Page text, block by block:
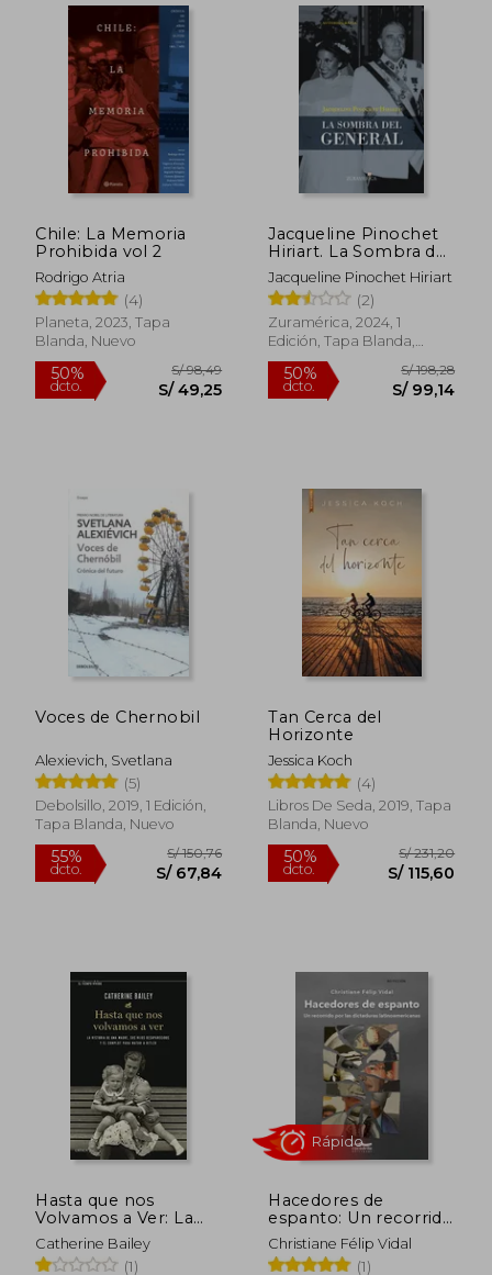
50%
dcto.
50%
dcto.
Chile: La Memoria
Prohibida vol 2
Rodrigo Atria
(4)
Planeta, 2023, Tapa
Blanda, Nuevo
50%
dcto.
S/ 98,49
S/ 49,25
Jacqueline Pinochet
Hiriart. La Sombra del
General
Jacqueline Pinochet Hiriart
(2)
Zuramérica, 2024, 1
Edición, Tapa Blanda,
Nuevo
50%
dcto.
S/
S/
Voces de Chernobil
Alexievich, Svetlana
(5)
Debolsillo, 2019, 1 Edición,
Tapa Blanda, Nuevo
Tan Cerca del
Horizonte
Jessica Koch
(4)
Libros De Seda, 2019, Tapa
Blanda, Nuevo
Hasta que nos
Volvamos a Ver: La
Historia de una
Madre, sus Hijos
Desaparecidos y el
Catherine Bailey
(1)
Hacedores de
espanto: Un recorrido
por las dictaduras
latinoamericanas
Christiane Félip Vidal
(1)